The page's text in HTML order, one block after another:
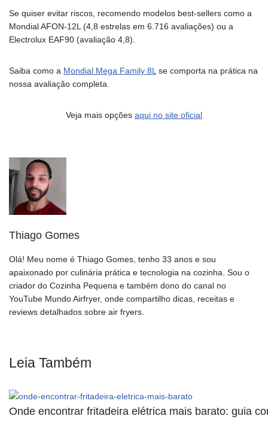
Se quiser evitar riscos, recomendo modelos best-sellers como a
Mondial AFON-12L (4,8 estrelas em 6.716 avaliações) ou a
Electrolux EAF90 (avaliação 4,8).
Saiba como a Mondial Mega Family 8L se comporta na prática na
nossa avaliação completa.
Veja mais opções aqui no site oficial
Thiago Gomes
Olá! Meu nome é Thiago Gomes, tenho 33 anos e sou
apaixonado por culinária prática e tecnologia na cozinha. Sou o
criador do Cozinha Pequena e também dono do canal no
YouTube Mundo Airfryer, onde compartilho dicas, receitas e
reviews detalhados sobre air fryers.
Leia Também
Onde encontrar fritadeira elétrica mais barato: guia